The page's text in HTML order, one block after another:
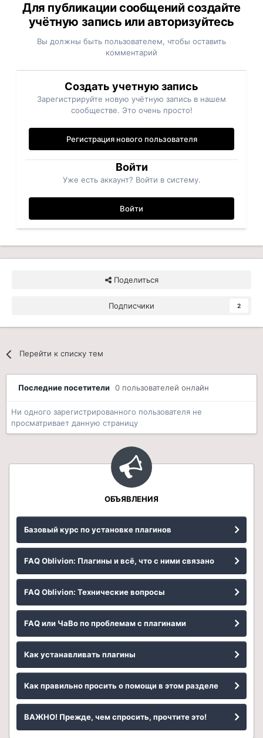
Для публикации сообщений создайте
учётную запись или авторизуйтесь
Вы должны быть пользователем, чтобы оставить
комментарий
Создать учетную запись
Зарегистрируйте новую учётную запись в нашем
сообществе. Это очень просто!
Регистрация нового пользователя
Войти
Уже есть аккаунт? Войти в систему.
Войти
Поделиться
Подписчики 2
Перейти к списку тем
Последние посетители 0 пользователей онлайн
Ни одного зарегистрированного пользователя не
просматривает данную страницу
ОБЪЯВЛЕНИЯ
Базовый курс по установке плагинов
FAQ Oblivion: Плагины и всё, что с ними связано
FAQ Oblivion: Технические вопросы
FAQ или ЧаВо по проблемам с плагинами
Как устанавливать плагины
Как правильно просить о помощи в этом разделе
ВАЖНО! Прежде, чем спросить, прочтите это!